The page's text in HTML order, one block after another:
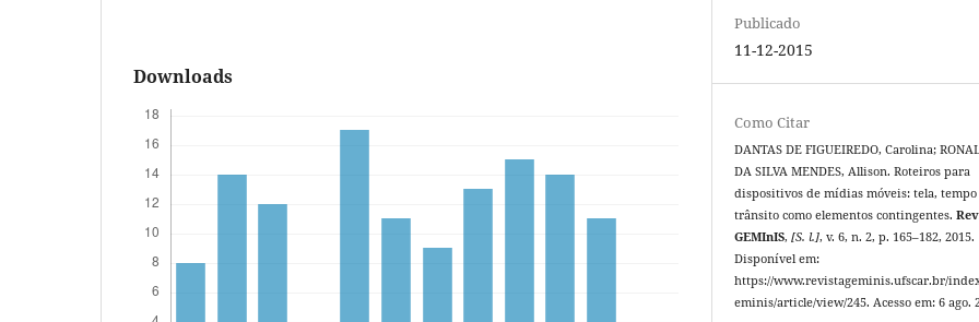
Downloads
Publicado
11-12-2015
Como Citar
DANTAS DE FIGUEIREDO, Carolina;
DA SILVA MENDES, Allison. Roteiros para
dispositivos de mídias móveis: tela, tempo
trânsito como elementos contingentes.
GEMInIS,[S. l.], v. 6, n. 2, p. 165–182, 2015.
Disponível em:
https://www.revistageminis.ufscar.br/
eminis/article/view/245. Acesso em: 6 ago.